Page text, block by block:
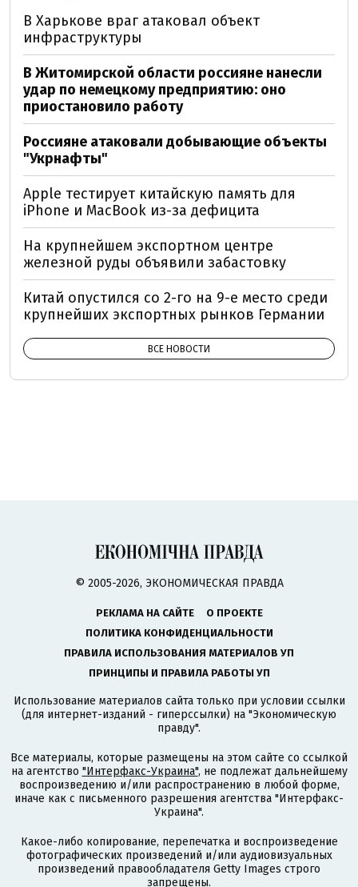
В Харькове враг атаковал объект
инфраструктуры
В Житомирской области россияне нанесли
удар по немецкому предприятию: оно
приостановило работу
Россияне атаковали добывающие объекты
"Укрнафты"
Apple тестирует китайскую память для
iPhone и MacBook из-за дефицита
На крупнейшем экспортном центре
железной руды объявили забастовку
Китай опустился со 2-го на 9-е место среди
крупнейших экспортных рынков Германии
ВСЕ НОВОСТИ
© 2005-2026, ЭКОНОМИЧЕСКАЯ ПРАВДА
РЕКЛАМА НА САЙТЕ
О ПРОЕКТЕ
ПОЛИТИКА КОНФИДЕНЦИАЛЬНОСТИ
ПРАВИЛА ИСПОЛЬЗОВАНИЯ МАТЕРИАЛОВ УП
ПРИНЦИПЫ И ПРАВИЛА РАБОТЫ УП
Использование материалов сайта только при условии ссылки
(для интернет-изданий - гиперссылки) на "Экономическую
правду".
Все материалы, которые размещены на этом сайте со ссылкой
на агентство "Интерфакс-Украина", не подлежат дальнейшему
воспроизведению и/или распространению в любой форме,
иначе как с письменного разрешения агентства "Интерфакс-
Украина".
Какое-либо копирование, перепечатка и воспроизведение
фотографических произведений и/или аудиовизуальных
произведений правообладателя Getty Images строго
запрещены.